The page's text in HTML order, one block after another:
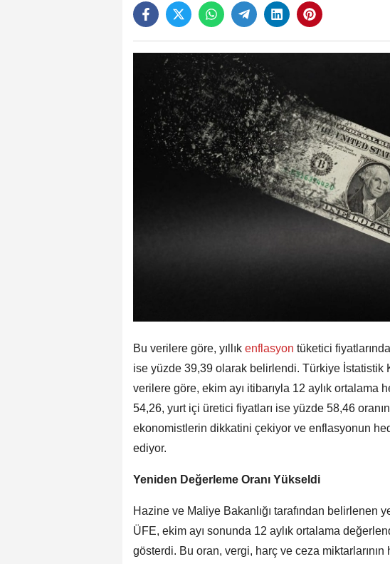
Bu verilere göre, yıllık enflasyon tüketici
ise yüzde 39,39 olarak belirlendi. Türkiye İstatistik
verilere göre, ekim ayı itibarıyla 12 aylık ortalama
54,26, yurt içi üretici fiyatları ise yüzde 58,46
ekonomistlerin dikkatini çekiyor ve enflasyonun
ediyor.
Yeniden Değerleme Oranı Yükseldi
Hazine ve Maliye Bakanlığı tarafından belirlenen
ÜFE, ekim ayı sonunda 12 aylık ortalama
gösterdi. Bu oran, vergi, harç ve ceza